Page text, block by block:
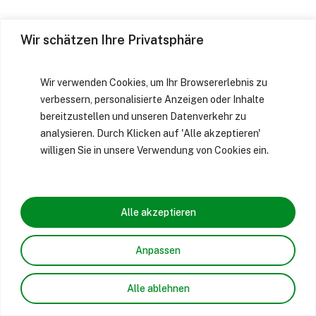
Wir schätzen Ihre Privatsphäre
Wir verwenden Cookies, um Ihr Browsererlebnis zu
verbessern, personalisierte Anzeigen oder Inhalte
bereitzustellen und unseren Datenverkehr zu
analysieren. Durch Klicken auf 'Alle akzeptieren'
willigen Sie in unsere Verwendung von Cookies ein.
Anpassen
Alle ablehnen
Alle akzeptieren